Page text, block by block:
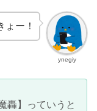
ynegiy
ょー！
轟】っていうと